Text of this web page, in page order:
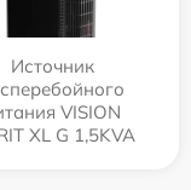
Источник
VISION
XL G 1,5KVA